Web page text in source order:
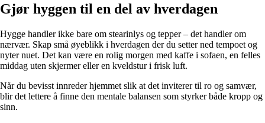
Gjør hyggen til en del av hverdagen
Hygge handler ikke bare om stearinlys og tepper – det handler om
nærvær. Skap små øyeblikk i hverdagen der du setter ned tempoet og
nyter nuet. Det kan være en rolig morgen med kaffe i sofaen, en felles
middag uten skjermer eller en kveldstur i frisk luft.
Når du bevisst innreder hjemmet slik at det inviterer til ro og samvær,
blir det lettere å finne den mentale balansen som styrker både kropp og
sinn.